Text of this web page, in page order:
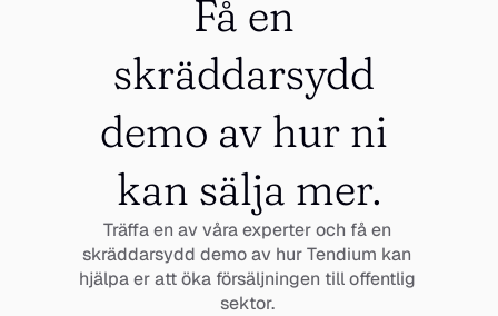
Få en
skräddarsydd
demo av hur ni
kan sälja mer.
Träffa en av våra experter och få en
skräddarsydd demo av hur Tendium kan
hjälpa er att öka försäljningen till offentlig
sektor.